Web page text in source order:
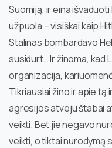
Suomiją, ir eina
užpuola – visiškai kaip
Stalinas bombardavo
susidurt… Ir žinoma, kad
organizacija,
Tikriausiai žino ir apie tą
agresijos atveju štabai
veikti. Bet jie negavo
veikti, o tiktai nurodymą